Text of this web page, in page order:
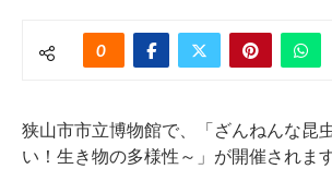
0
狭山市市立博物館で、「ざんねんな昆
い！生き物の多様性～」が開催されま